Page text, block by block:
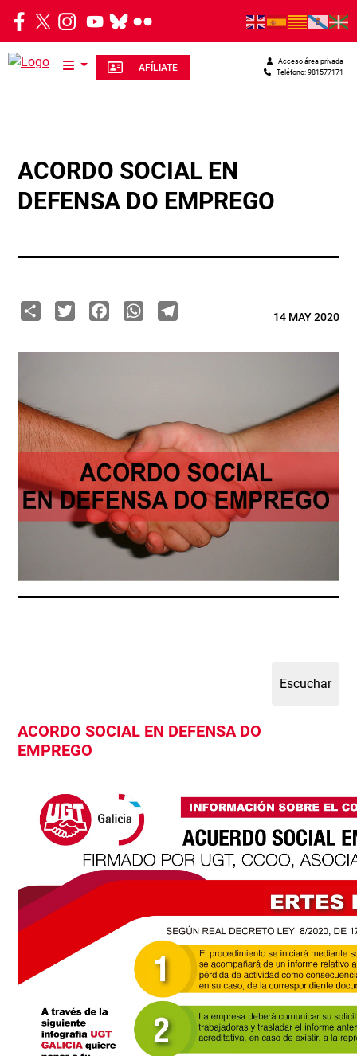
Pasar al contenido principal
AFÍLIATE Teléfono: 981577171
Acceso área privada
ACORDO SOCIAL EN
DEFENSA DO EMPREGO
ShareTwitterFacebook
WhatsApp
Telegram14 MAY 2020
ACORDO SOCIAL EN DEFENSA DO
EMPREGO